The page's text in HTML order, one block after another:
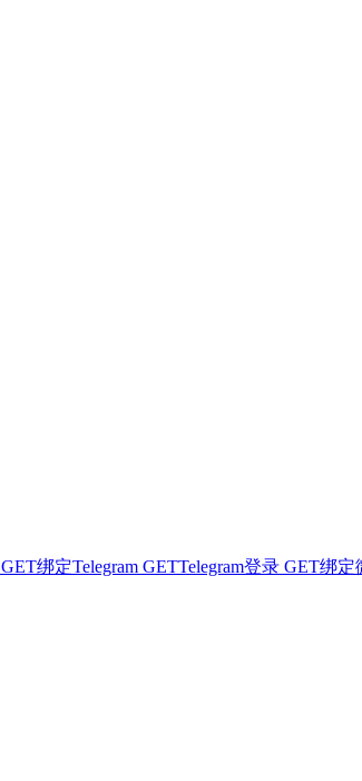
GET绑定Telegram GETTelegram登录 GET绑定